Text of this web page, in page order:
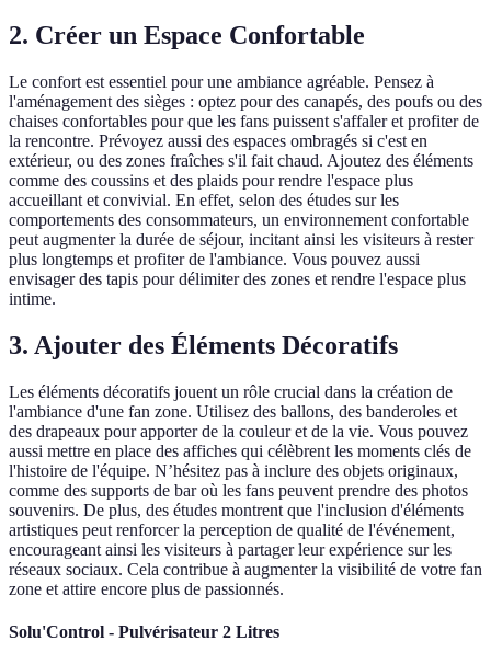
2. Créer un Espace Confortable
Le confort est essentiel pour une ambiance agréable. Pensez à
l'aménagement des sièges : optez pour des canapés, des poufs ou des
chaises confortables pour que les fans puissent s'affaler et profiter de
la rencontre. Prévoyez aussi des espaces ombragés si c'est en
extérieur, ou des zones fraîches s'il fait chaud. Ajoutez des éléments
comme des coussins et des plaids pour rendre l'espace plus
accueillant et convivial. En effet, selon des études sur les
comportements des consommateurs, un environnement confortable
peut augmenter la durée de séjour, incitant ainsi les visiteurs à rester
plus longtemps et profiter de l'ambiance. Vous pouvez aussi
envisager des tapis pour délimiter des zones et rendre l'espace plus
intime.
3. Ajouter des Éléments Décoratifs
Les éléments décoratifs jouent un rôle crucial dans la création de
l'ambiance d'une fan zone. Utilisez des ballons, des banderoles et
des drapeaux pour apporter de la couleur et de la vie. Vous pouvez
aussi mettre en place des affiches qui célèbrent les moments clés de
l'histoire de l'équipe. N’hésitez pas à inclure des objets originaux,
comme des supports de bar où les fans peuvent prendre des photos
souvenirs. De plus, des études montrent que l'inclusion d'éléments
artistiques peut renforcer la perception de qualité de l'événement,
encourageant ainsi les visiteurs à partager leur expérience sur les
réseaux sociaux. Cela contribue à augmenter la visibilité de votre fan
zone et attire encore plus de passionnés.
Solu'Control - Pulvérisateur 2 Litres